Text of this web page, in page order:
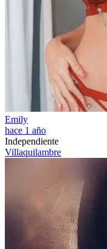
Emily
hace 1 año
Independiente
Villaquilambre